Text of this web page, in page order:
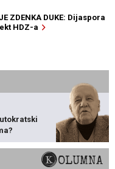
ZDENKA DUKE: Dijaspora
HDZ-a
KOLUMNA